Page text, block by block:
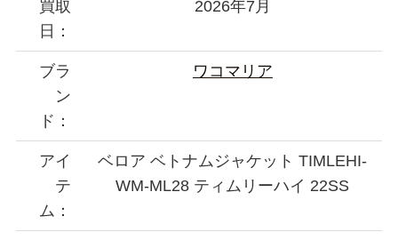
買取
日：
2026年7月
ブラ
ン
ド：
ワコマリア
アイ
テ
ム：
ベロア ベトナムジャケット TIMLEHI-
WM-ML28 ティムリーハイ 22SS